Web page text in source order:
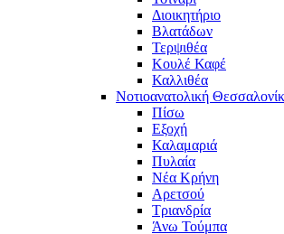
Διοικητήριο
Βλατάδων
Τερψιθέα
Κουλέ Καφέ
Καλλιθέα
Νοτιοανατολική
Πίσω
Εξοχή
Καλαμαριά
Πυλαία
Νέα Κρήνη
Αρετσού
Τριανδρία
Άνω Τούμπα